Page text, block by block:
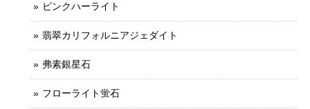
ピンクハーライト
翡翠カリフォルニアジェダイト
弗素銀星石
フローライト蛍石